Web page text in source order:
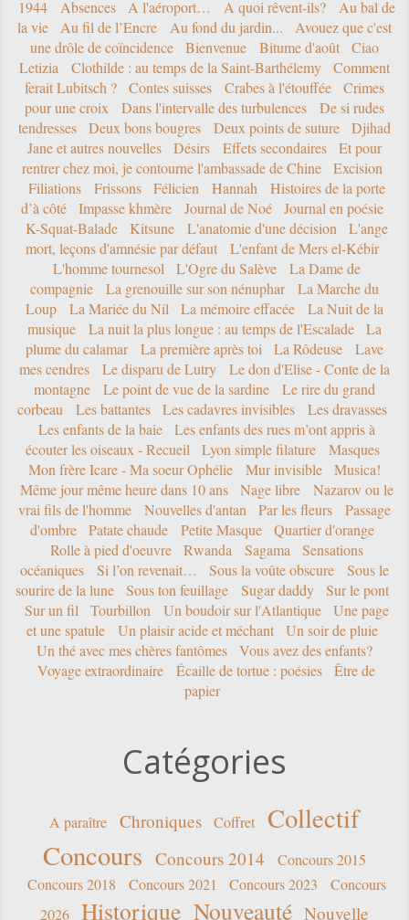
1944 Absences A l'aéroport… A quoi rêvent-ils?
Au bal de
la vie
Au fil de l’Encre Au fond du jardin...
Avouez que c'est
une drôle de coïncidence
Bienvenue Bitume d'août
Ciao
Letizia
Clothilde : au temps de la Saint-Barthélemy
Comment
ferait Lubitsch ?
Contes suisses Crabes à l'étouffée
Crimes
pour une croix
Dans l'intervalle des turbulences
De si rudes
tendresses
Deux bons bougres Deux points de suture
Djihad
Jane et autres nouvelles
Désirs Effets secondaires
Et pour
rentrer chez moi, je contourne l'ambassade de Chine
Excision
Filiations
Frissons Félicien Hannah
Histoires de la porte
d’à côté
Impasse khmère Journal de Noé
Journal en poésie
K-Squat-Balade
Kitsune L'anatomie d'une décision
L'ange
mort, leçons d'amnésie par défaut
L'enfant de Mers el-Kébir
L'homme tournesol
L'Ogre du Salève
La Dame de
compagnie
La grenouille sur son nénuphar
La Marche du
Loup
La Mariée du Nil La mémoire effacée
La Nuit de la
musique
La nuit la plus longue : au temps de l'Escalade
La
plume du calamar
La première après toi La Rôdeuse
Lave
mes cendres
Le disparu de Lutry
Le don d'Elise - Conte de la
montagne
Le point de vue de la sardine
Le rire du grand
corbeau
Les battantes Les cadavres invisibles
Les dravasses
Les enfants de la baie
Les enfants des rues m’ont appris à
écouter les oiseaux - Recueil
Lyon simple filature
Masques
Mon frère Icare - Ma soeur Ophélie
Mur invisible
Musica!
Même jour même heure dans 10 ans
Nage libre
Nazarov ou le
vrai fils de l'homme
Nouvelles d'antan Par les fleurs
Passage
d'ombre
Patate chaude Petite Masque
Quartier d'orange
Rolle à pied d'oeuvre
Rwanda Sagama
Sensations
océaniques
Si l’on revenait… Sous la voûte obscure
Sous le
sourire de la lune
Sous ton feuillage Sugar daddy
Sur le pont
Sur un fil
Tourbillon Un boudoir sur l'Atlantique
Une page
et une spatule
Un plaisir acide et méchant
Un soir de pluie
Un thé avec mes chères fantômes
Vous avez des enfants?
Voyage extraordinaire
Écaille de tortue : poésies
Être de
papier
Catégories
A paraître Chroniques Coffret
Collectif
Concours Concours 2014
Concours 2015
Concours 2018
Concours 2021 Concours 2023
Concours
2026
Historique Nouveauté Nouvelle